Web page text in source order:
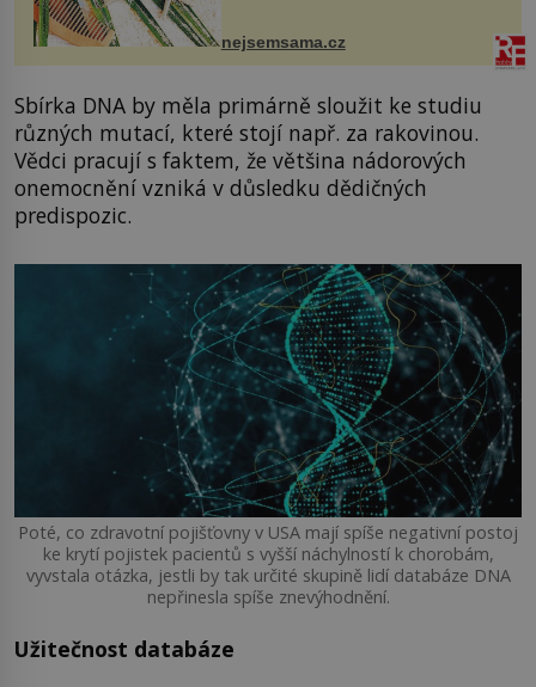
vlasy. ...
nejsemsama.cz
Sbírka DNA by měla primárně sloužit ke studiu
různých mutací, které stojí např. za rakovinou.
Vědci pracují s faktem, že většina nádorových
onemocnění vzniká v důsledku dědičných
predispozic.
Poté, co zdravotní pojišťovny v USA mají spíše negativní postoj
ke krytí pojistek pacientů s vyšší náchylností k chorobám,
vyvstala otázka, jestli by tak určité skupině lidí databáze DNA
nepřinesla spíše znevýhodnění.
Užitečnost databáze